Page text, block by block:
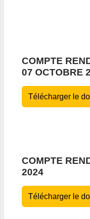
COMPTE
07 OCTOBRE
Télécharger le
COMPTE
2024
Télécharger le